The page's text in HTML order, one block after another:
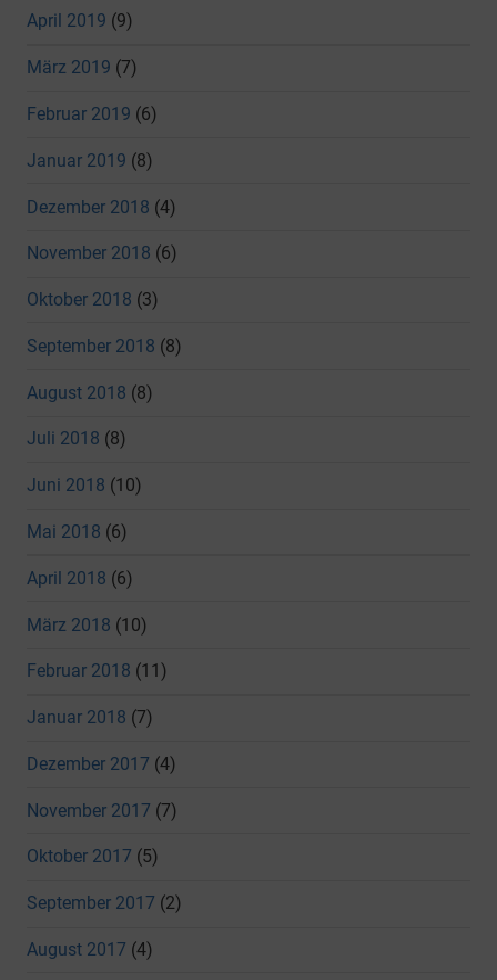
April 2019 (9)
März 2019 (7)
Februar 2019 (6)
Januar 2019 (8)
Dezember 2018 (4)
November 2018 (6)
Oktober 2018 (3)
September 2018 (8)
August 2018 (8)
Juli 2018 (8)
Juni 2018 (10)
Mai 2018 (6)
April 2018 (6)
März 2018 (10)
Februar 2018 (11)
Januar 2018 (7)
Dezember 2017 (4)
November 2017 (7)
Oktober 2017 (5)
September 2017 (2)
August 2017 (4)